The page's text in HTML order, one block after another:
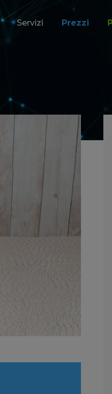
Servizi Prezzi